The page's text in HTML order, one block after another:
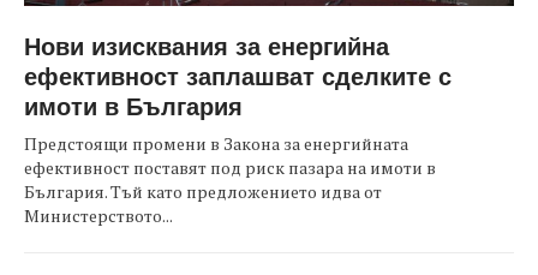
Нови изисквания за енергийна
ефективност заплашват сделките с
имоти в България
Предстоящи промени в Закона за енергийната
ефективност поставят под риск пазара на имоти в
България. Тъй като предложението идва от
Министерството...